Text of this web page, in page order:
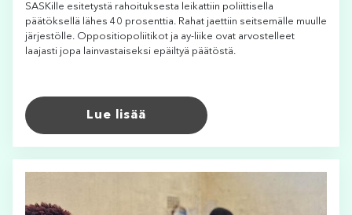
SASKille esitetystä rahoituksesta leikattiin poliittisella
päätöksellä lähes 40 prosenttia. Rahat jaettiin seitsemälle muulle
järjestölle. Oppositiopoliitikot ja ay-liike ovat arvostelleet
laajasti jopa lainvastaiseksi epäiltyä päätöstä.
Lue lisää